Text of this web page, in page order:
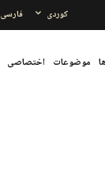
فارسی کوردی
موضوعات اختصاصی